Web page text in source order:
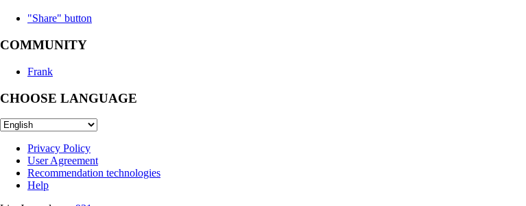
"Share" button
COMMUNITY
Frank
CHOOSE LANGUAGE
Privacy Policy
User Agreement
Recommendation technologies
Help